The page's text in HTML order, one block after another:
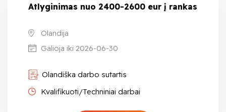
Atlyginimas nuo 2400-2600 eur į rankas
Olandija
Galioja iki 2026-06-30
Olandiška darbo sutartis
Kvalifikuoti/Techniniai darbai